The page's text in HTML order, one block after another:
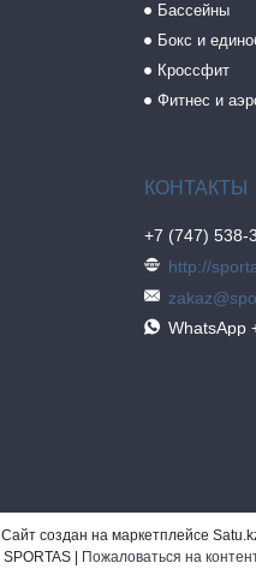
Бассейны
Бокс и
Кроссфит
Фитнес и
+7 (747) 538-
http://
WhatsApp
Сайт создан на маркетплейсе
Пожаловаться на